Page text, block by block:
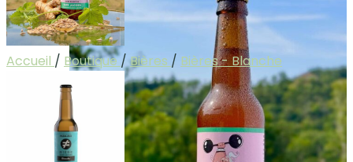
Accueil / Boutique/ Bières / Bières - Blanche